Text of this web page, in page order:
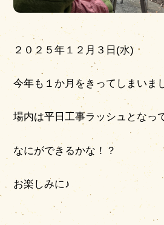
２０２５年１２月３日(水)
今年も１か月をきってしまいま
場内は平日工事ラッシュとなっ
なにができるかな！？
お楽しみに♪